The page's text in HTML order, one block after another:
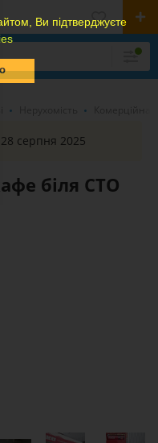
Ви підтверджуєте
серпня 2025
біля СТО